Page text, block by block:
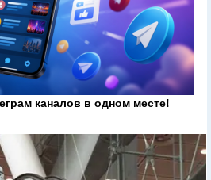
каналов в одном месте!